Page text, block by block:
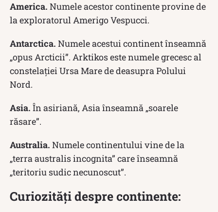
America. Numele acestor continente provine de
la exploratorul Amerigo Vespucci.
Antarctica. Numele acestui continent înseamnă
„opus Arcticii”. Arktikos este numele grecesc al
constelației Ursa Mare de deasupra Polului
Nord.
Asia. În asiriană, Asia înseamnă „soarele
răsare”.
Australia. Numele continentului vine de la
„terra australis incognita” care înseamnă
„teritoriu sudic necunoscut”.
Curiozități despre continente: